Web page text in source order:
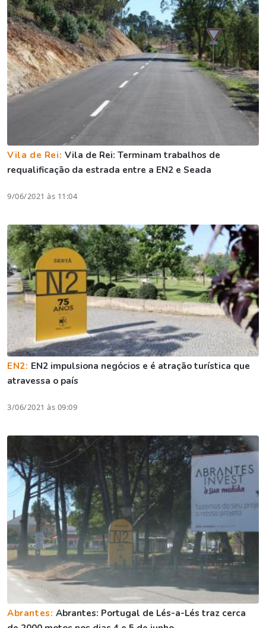
Vila de Rei: Vila de Rei: Terminam trabalhos de
requalificação da estrada entre a EN2 e Seada
9/06/2021 às 11:04
EN2: EN2 impulsiona negócios e é atração turística que
atravessa o país
3/06/2021 às 09:09
Abrantes:Abrantes: Portugal de Lés-a-Lés traz cerca